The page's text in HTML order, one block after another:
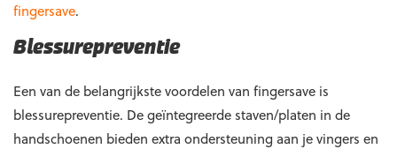
fingersave.
Blessurepreventie
Een van de belangrijkste voordelen van fingersave is
blessurepreventie. De geïntegreerde staven/platen in de
handschoenen bieden extra ondersteuning aan je vingers en